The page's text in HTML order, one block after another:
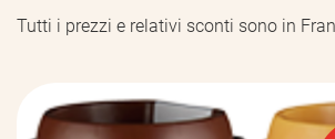
Tutti i prezzi e relativi sconti sono in